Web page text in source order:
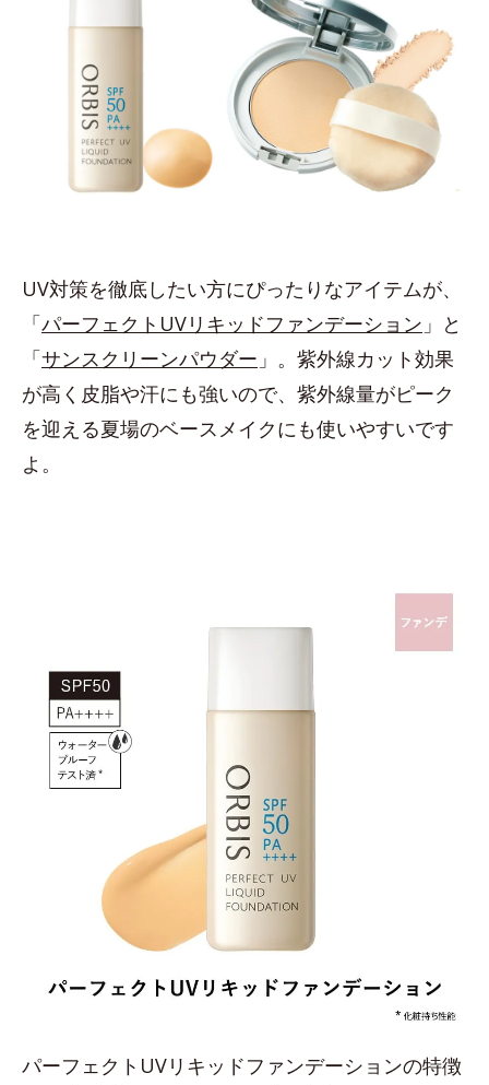
UV対策を徹底したい方にぴったりなアイテムが、
「パーフェクトUVリキッドファンデーション 」と
「サンスクリーンパウダー 」。紫外線カット効果
が高く皮脂や汗にも強いので、紫外線量がピーク
を迎える夏場のベースメイクにも使いやすいです
よ。
パーフェクトUVリキッドファンデーションの特徴